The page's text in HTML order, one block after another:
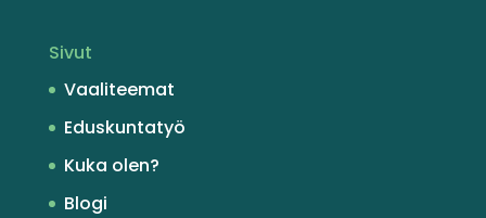
Sivut
Vaaliteemat
Eduskuntatyö
Kuka olen?
Blogi